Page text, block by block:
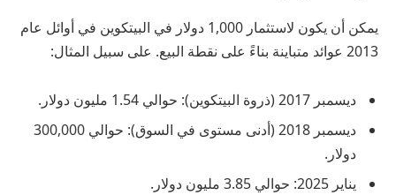
يمكن أن يكون لاستثمار 1,000 دولار في البيتكوين في أوائل عام
2013 عوائد متباينة بناءً على نقطة البيع. على سبيل المثال:
ديسمبر 2017 (ذروة البيتكوين): حوالي 1.54 مليون دولار.
ديسمبر 2018 (أدنى مستوى في السوق): حوالي 300,000
دولار.
يناير 2025: حوالي 3.85 مليون دولار.